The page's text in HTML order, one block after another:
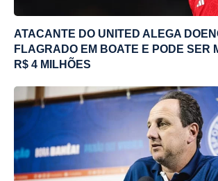
ATACANTE DO UNITED ALEGA
FLAGRADO EM BOATE E PODE SER
R$ 4 MILHÕES